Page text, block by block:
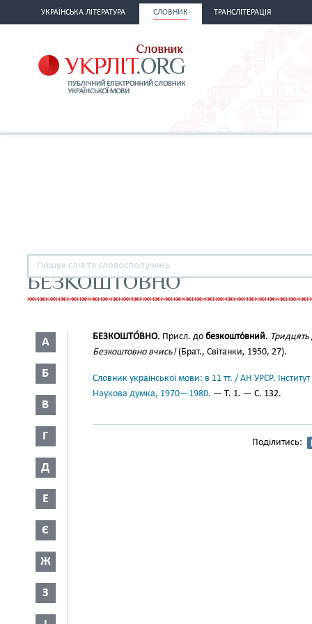
УКРАЇНСЬКА ЛІТЕРАТУРА СЛОВНИК ТРАНСЛІТЕРАЦІЯ
БЕЗКОШТОВНО
А
Б
В
Г
Д
Е
Є
Ж
З
БЕЗКОШТО́ВНО. Присл. до безкошто́вний. Тридцять
Безкоштовно вчись!(Брат., Світанки, 1950, 27).
Словник української мови: в 11 тт. / АН УРСР.
Наукова думка, 1970—1980. — Т. 1. — С. 132.
Поділитись: